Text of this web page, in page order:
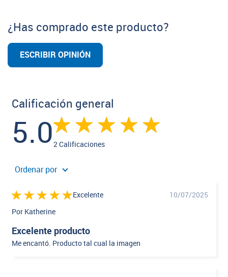
¿Has comprado este producto?
ESCRIBIR OPINIÓN
Calificación general
5.02 Calificaciones
Ordenar por
Excelente
10/07/2025
Por Katherine
Excelente producto
Me encantó. Producto tal cual la imagen